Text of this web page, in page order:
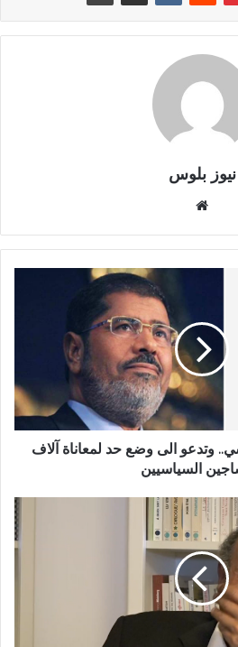
نيوز بلوس
وتدعو الى وضع حد لمعاناة آلاف
السياسيين